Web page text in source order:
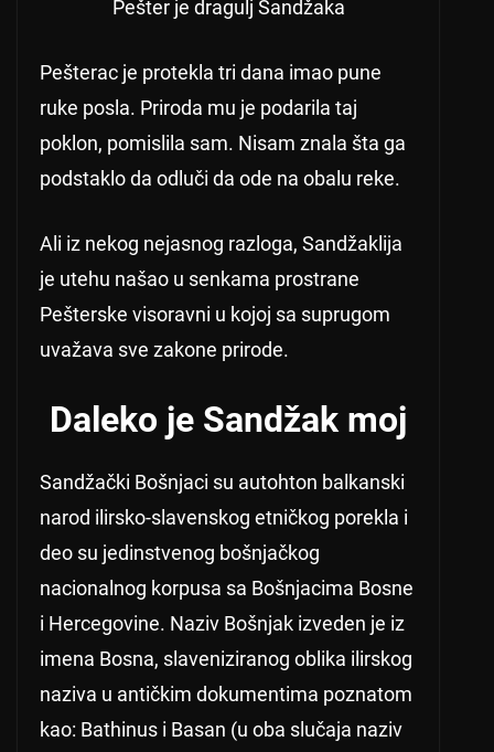
Pešter je dragulj Sandžaka
Pešterac je protekla tri dana imao pune
ruke posla. Priroda mu je podarila taj
poklon, pomislila sam. Nisam znala šta ga
podstaklo da odluči da ode na obalu reke.
Ali iz nekog nejasnog razloga, Sandžaklija
je utehu našao u senkama prostrane
Pešterske visoravni u kojoj sa suprugom
uvažava sve zakone prirode.
Daleko je Sandžak moj
Sandžački Bošnjaci su autohton balkanski
narod ilirsko-slavenskog etničkog porekla i
deo su jedinstvenog bošnjačkog
nacionalnog korpusa sa Bošnjacima Bosne
i Hercegovine. Naziv Bošnjak izveden je iz
imena Bosna, slaveniziranog oblika ilirskog
naziva u antičkim dokumentima poznatom
kao: Bathinus i Basan (u oba slučaja naziv